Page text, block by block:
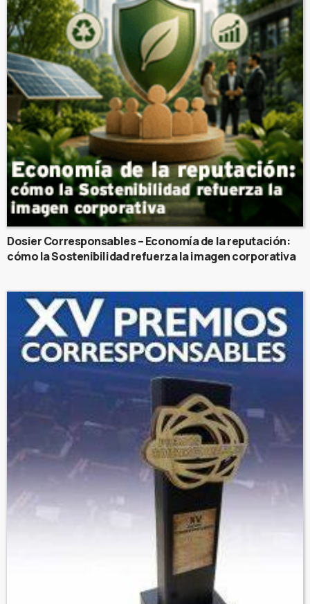
Dosier Corresponsables – Economía de la reputación:
cómo la Sostenibilidad refuerza la imagen corporativa